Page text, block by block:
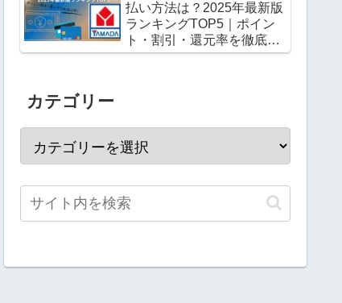
払い方法は？2025年最新版
ランキングTOP5｜ポイン
ト・割引・還元率を徹底比
較！
カテゴリー